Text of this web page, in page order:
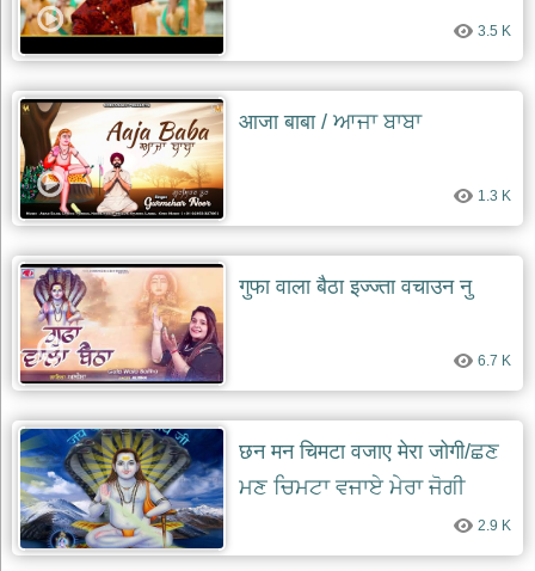
3.5 K
आजा बाबा / ਆਜਾ ਬਾਬਾ
1.3 K
गुफा वाला बैठा इज्ज्ता वचाउन नु
6.7 K
छन मन चिमटा वजाए मेरा जोगी/ਛਣ
ਮਣ ਚਿਮਟਾ ਵਜਾਏ ਮੇਰਾ ਜੋਗੀ
2.9 K